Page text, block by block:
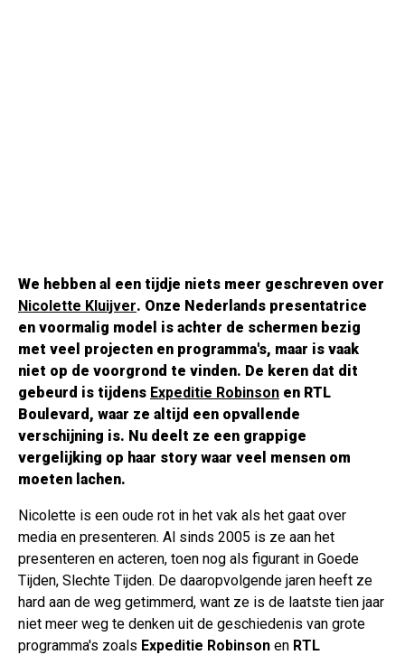
We hebben al een tijdje niets meer geschreven over
Nicolette Kluijver. Onze Nederlands presentatrice
en voormalig model is achter de schermen bezig
met veel projecten en programma's, maar is vaak
niet op de voorgrond te vinden. De keren dat dit
gebeurd is tijdens Expeditie Robinson en RTL
Boulevard, waar ze altijd een opvallende
verschijning is. Nu deelt ze een grappige
vergelijking op haar story waar veel mensen om
moeten lachen.
Nicolette is een oude rot in het vak als het gaat over
media en presenteren. Al sinds 2005 is ze aan het
presenteren en acteren, toen nog als figurant in Goede
Tijden, Slechte Tijden. De daaropvolgende jaren heeft ze
hard aan de weg getimmerd, want ze is de laatste tien jaar
niet meer weg te denken uit de geschiedenis van grote
programma's zoals Expeditie Robinson en RTL